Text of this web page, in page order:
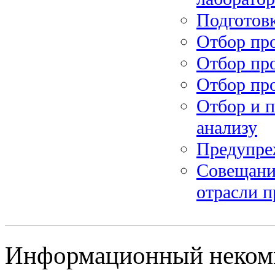
Отбор
Отбор
Отбор
Отбор и
анализу
отрасли
Информационный